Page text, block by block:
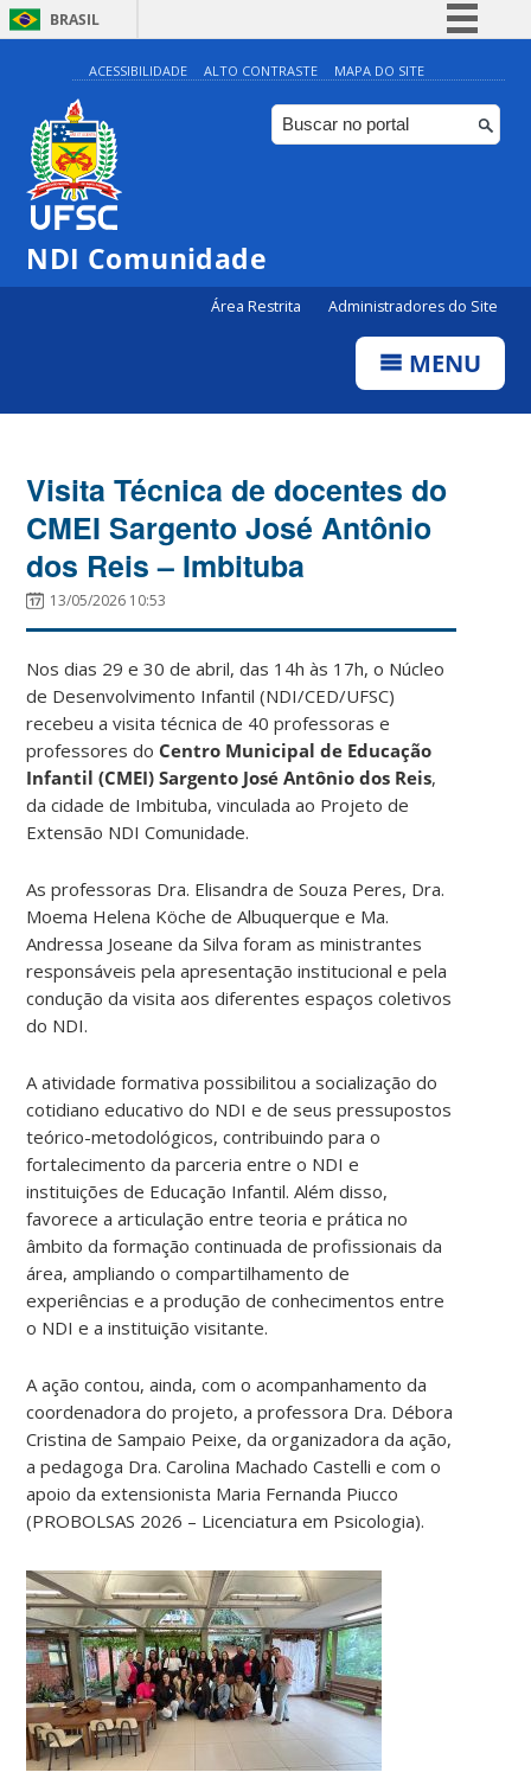
BRASIL
Simplifique!
Comunica BR
Participe
ACESSIBILIDADE ALTO CONTRASTE MAPA DO SITE
NDI Comunidade
Área Restrita Administradores do Site
MENU
Visita Técnica de docentes do
CMEI Sargento José Antônio
dos Reis – Imbituba
13/05/2026 10:53
Nos dias 29 e 30 de abril, das 14h às 17h, o Núcleo
de Desenvolvimento Infantil (NDI/CED/UFSC)
recebeu a visita técnica de 40 professoras e
professores do Centro Municipal de Educação
Infantil (CMEI) Sargento José Antônio dos Reis,
da cidade de Imbituba, vinculada ao Projeto de
Extensão NDI Comunidade.
As professoras Dra. Elisandra de Souza Peres, Dra.
Moema Helena Köche de Albuquerque e Ma.
Andressa Joseane da Silva foram as ministrantes
responsáveis pela apresentação institucional e pela
condução da visita aos diferentes espaços coletivos
do NDI.
A atividade formativa possibilitou a socialização do
cotidiano educativo do NDI e de seus pressupostos
teórico-metodológicos, contribuindo para o
fortalecimento da parceria entre o NDI e
instituições de Educação Infantil. Além disso,
favorece a articulação entre teoria e prática no
âmbito da formação continuada de profissionais da
área, ampliando o compartilhamento de
experiências e a produção de conhecimentos entre
o NDI e a instituição visitante.
A ação contou, ainda, com o acompanhamento da
coordenadora do projeto, a professora Dra. Débora
Cristina de Sampaio Peixe, da organizadora da ação,
a pedagoga Dra. Carolina MachadoCastelli e com o
apoio da extensionista Maria Fernanda Piucco
(PROBOLSAS 2026 – Licenciatura em Psicologia).